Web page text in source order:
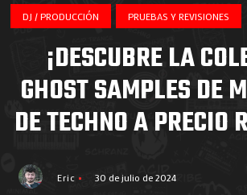
DJ / PRODUCCIÓN PRUEBAS Y REVISIONES
¡DESCUBRE LA
GHOST SAMPLES DE
DE TECHNO A PRECIO
Eric 30 de julio de 2024